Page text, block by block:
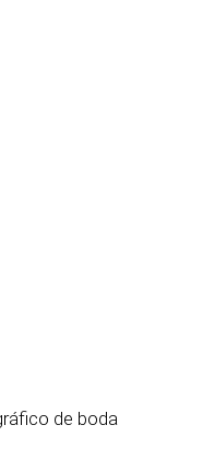
de boda